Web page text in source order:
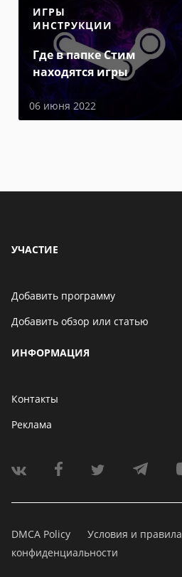
ИГРЫ
ИНСТРУКЦИИ
Где в папке Стим
находятся игры
06 июня 2022
УЧАСТИЕ
Добавить программу
Добавить обзор или статью
ИНФОРМАЦИЯ
Контакты
Реклама
DMCA Policy Условия и правила
конфиденциальности